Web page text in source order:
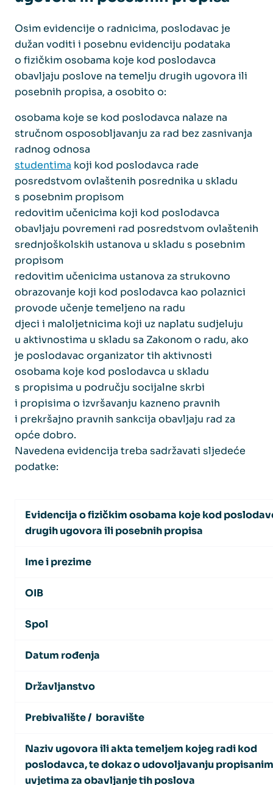
Osim evidencije o radnicima, poslodavac je
dužan voditi i posebnu evidenciju podataka
o fizičkim osobama koje kod poslodavca
obavljaju poslove na temelju drugih ugovora ili
posebnih propisa, a osobito o:
osobama koje se kod poslodavca nalaze na
stručnom osposobljavanju za rad bez zasnivanja
radnog odnosa
studentima koji kod poslodavca rade
posredstvom ovlaštenih posrednika u skladu
s posebnim propisom
redovitim učenicima koji kod poslodavca
obavljaju povremeni rad posredstvom ovlaštenih
srednjoškolskih ustanova u skladu s posebnim
propisom
redovitim učenicima ustanova za strukovno
obrazovanje koji kod poslodavca kao polaznici
provode učenje temeljeno na radu
djeci i maloljetnicima koji uz naplatu sudjeluju
u aktivnostima u skladu sa Zakonom o radu, ako
je poslodavac organizator tih aktivnosti
osobama koje kod poslodavca u skladu
s propisima u području socijalne skrbi
i propisima o izvršavanju kazneno pravnih
i prekršajno pravnih sankcija obavljaju rad za
opće dobro.
Navedena evidencija treba sadržavati sljedeće
podatke:
Evidencija o fizičkim osobama koje kod
drugih ugovora ili posebnih propisa
Ime i prezime
OIB
Spol
Datum rođenja
Državljanstvo
Prebivalište / boravište
Naziv ugovora ili akta temeljem kojeg radi kod
poslodavca, te dokaz o udovoljavanju propisanim
uvjetima za obavljanje tih poslova